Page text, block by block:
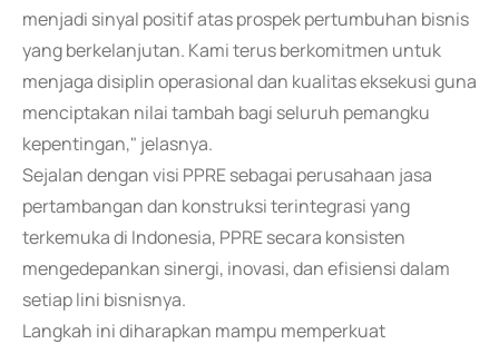
menjadi sinyal positif atas prospek pertumbuhan bisnis
yang berkelanjutan. Kami terus berkomitmen untuk
menjaga disiplin operasional dan kualitas eksekusi guna
menciptakan nilai tambah bagi seluruh pemangku
kepentingan," jelasnya.
Sejalan dengan visi PPRE sebagai perusahaan jasa
pertambangan dan konstruksi terintegrasi yang
terkemuka di Indonesia, PPRE secara konsisten
mengedepankan sinergi, inovasi, dan efisiensi dalam
setiap lini bisnisnya.
Langkah ini diharapkan mampu memperkuat